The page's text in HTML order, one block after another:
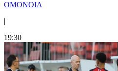
ΟΜΟΝΟΙΑ
|
19:30